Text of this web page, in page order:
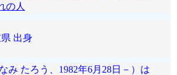
の人
出身
み たろう、1982年6月28日－）は